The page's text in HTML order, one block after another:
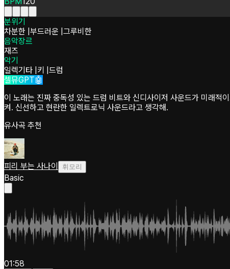
분위기
차분한 부드러운 그루비한
음악장르
재즈
악기
일렉기타 키 드럼
셀뮤GPT🤖
이 노래는 진짜 중독성 있는 드럼 비트와 신디사이저 사운드가 미래적
켜. 신선하고 현란한 일렉트로닉 사운드라고 생각해.
유사곡 추천
피리 부는 사나이 휘모리
Basic
01:58